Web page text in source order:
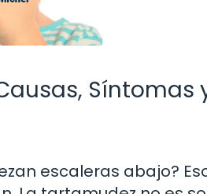
Síntomas
escaleras abajo?